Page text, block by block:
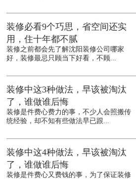
装修必看9个巧思，省空间还实
用，住十年都不腻
装修之前都会先了解沈阳装修公司哪家
好，装修最忌只顾当下好看，不顾...
装修中这3种做法，早该被淘汰
了，谁做谁后悔
装修是件费心费力的事，不少人会照搬传
统经验，却不知有些做法早已跟...
装修中这4种做法，早该被淘汰
了，谁做谁后悔
装修是件费心又费钱的事，为了保证装修